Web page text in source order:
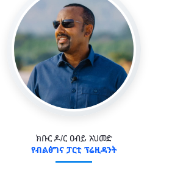
ክቡር ዶ/ር ዐብይ አህመድ
የብልፅግና ፓርቲ ፕሬዚዳንት